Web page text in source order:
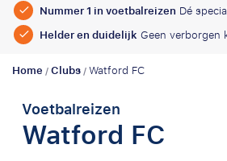
Nummer 1 in voetbalreizen Dé
Helder en duidelijk Geen verborgen
Home/Clubs/Watford FC
Voetbalreizen
Watford FC